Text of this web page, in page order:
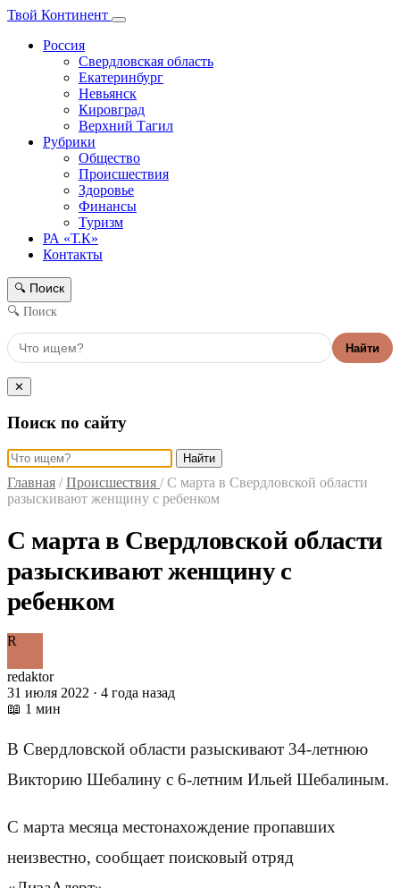
Твой Континент
Россия
Свердловская область
Екатеринбург
Невьянск
Кировград
Верхний Тагил
Рубрики
Общество
Происшествия
Здоровье
Финансы
Туризм
РА «Т.К»
Контакты
🔍 Поиск
🔍 Поиск
Найти
✕
Поиск по сайту
Найти
Главная / Происшествия / С марта в Свердловской области
разыскивают женщину с ребенком
С марта в Свердловской области
разыскивают женщину с
ребенком
R
redaktor
31 июля 2022 · 4 года назад
📖 1 мин
В Свердловской области разыскивают 34-летнюю
Викторию Шебалину с 6-летним Ильей Шебалиным.
С марта месяца местонахождение пропавших
неизвестно, сообщает поисковый отряд